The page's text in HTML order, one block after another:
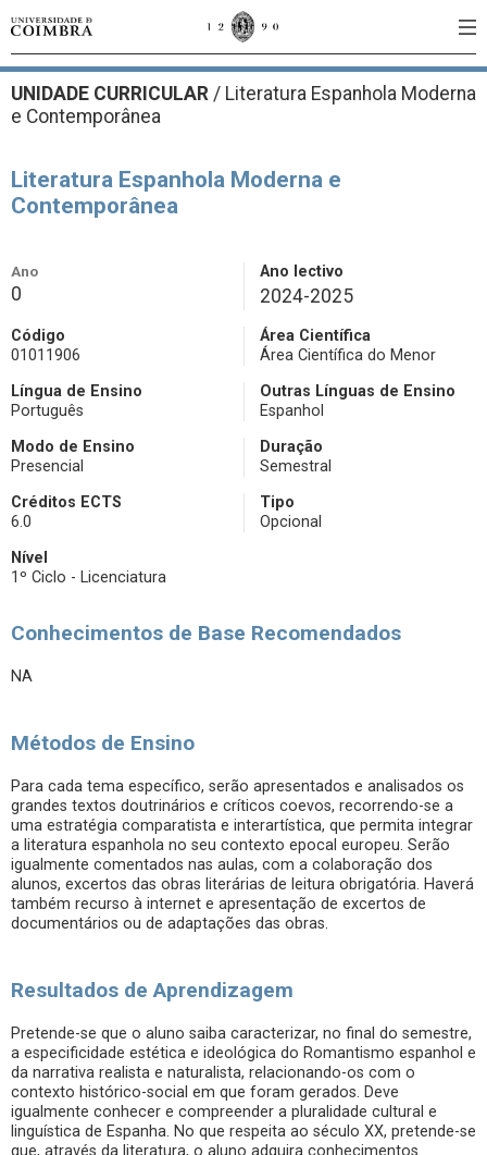
UNIDADE CURRICULAR / Literatura Espanhola Moderna
e Contemporânea
Literatura Espanhola Moderna e
Contemporânea
Ano
0
Ano lectivo
2024-2025
Código
01011906
Área Científica
Área Científica do Menor
Língua de Ensino
Português
Outras Línguas de Ensino
Espanhol
Modo de Ensino
Presencial
Duração
Semestral
Créditos ECTS
6.0
Tipo
Opcional
Nível
1º Ciclo - Licenciatura
Conhecimentos de Base Recomendados
NA
Métodos de Ensino
Para cada tema específico, serão apresentados e analisados os
grandes textos doutrinários e críticos coevos, recorrendo-se a
uma estratégia comparatista e interartística, que permita integrar
a literatura espanhola no seu contexto epocal europeu. Serão
igualmente comentados nas aulas, com a colaboração dos
alunos, excertos das obras literárias de leitura obrigatória. Haverá
também recurso à internet e apresentação de excertos de
documentários ou de adaptações das obras.
Resultados de Aprendizagem
Pretende-se que o aluno saiba caracterizar, no final do semestre,
a especificidade estética e ideológica do Romantismo espanhol e
da narrativa realista e naturalista, relacionando-os com o
contexto histórico-social em que foram gerados. Deve
igualmente conhecer e compreender a pluralidade cultural e
linguística de Espanha. No que respeita ao século XX, pretende-se
que, através da literatura, o aluno adquira conhecimentos